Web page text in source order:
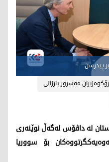
پیدرسن
مەسرور بارزانی
لە داڤۆس لەگەڵ نوێنەری
بۆ سووریا